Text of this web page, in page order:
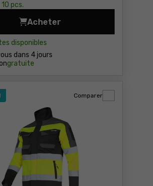
10 pcs.
disponibles
dans 4 jours
gratuite
Acheter
Veste haute visibilité Lahti
Comparer